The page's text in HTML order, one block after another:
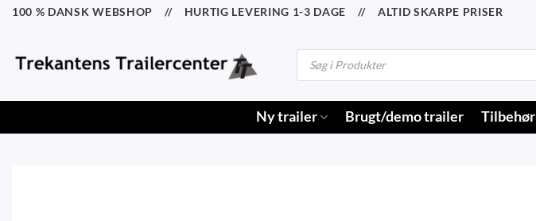
Fortsæt
100 % DANSK WEBSHOP // HURTIG LEVERING 1-3 DAGE // ALTID SKARPE PRISER
Products
search
Ny trailer Brugt/demo trailer Tilbehør